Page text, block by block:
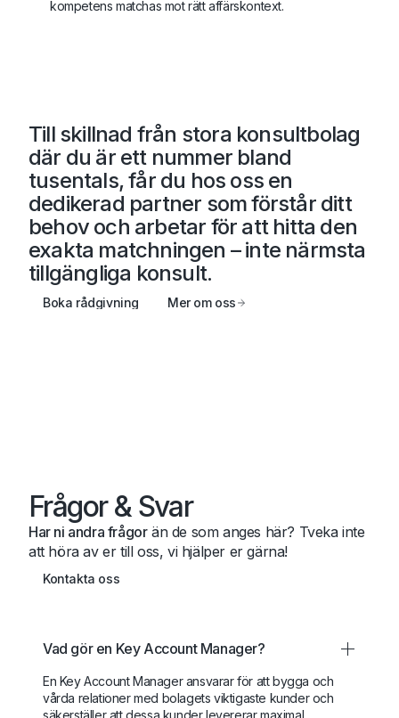
kompetens matchas mot rätt affärskontext.
Till skillnad från stora konsultbolag
där du är ett nummer bland
tusentals, får du hos oss en
dedikerad partner som förstår ditt
behov och arbetar för att hitta den
exakta matchningen – inte närmsta
tillgängliga konsult.
Boka rådgivning Mer om oss
Frågor & Svar
Har ni andra frågorän de som anges här? Tveka inte
att höra av er till oss, vi hjälper er gärna!
Kontakta oss
Vad gör en Key Account Manager?
En Key Account Manager ansvarar för att bygga och
vårda relationer med bolagets viktigaste kunder och